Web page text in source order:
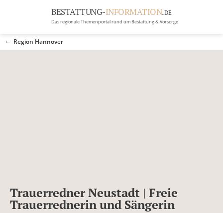
BESTATTUNG-INFORMATION.DE
Das regionale Themenportal rund um Bestattung & Vorsorge
BRANCHEN
Region Hannover
Trauerredner Neustadt | Freie
Trauerrednerin und Sängerin